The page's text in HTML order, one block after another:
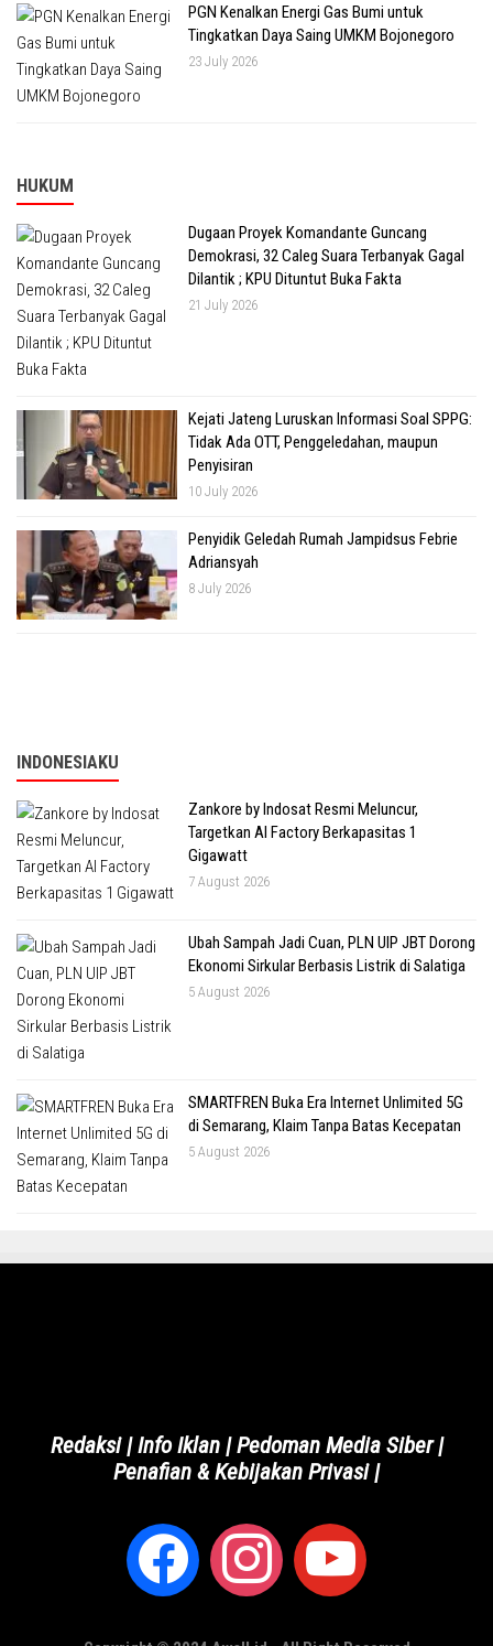
PGN Kenalkan Energi Gas Bumi untuk
Tingkatkan Daya Saing UMKM Bojonegoro
23 July 2026
HUKUM
Dugaan Proyek Komandante Guncang
Demokrasi, 32 Caleg Suara Terbanyak Gagal
Dilantik ; KPU Dituntut Buka Fakta
21 July 2026
Kejati Jateng Luruskan Informasi Soal SPPG:
Tidak Ada OTT, Penggeledahan, maupun
Penyisiran
10 July 2026
Penyidik Geledah Rumah Jampidsus Febrie
Adriansyah
8 July 2026
INDONESIAKU
Zankore by Indosat Resmi Meluncur,
Targetkan AI Factory Berkapasitas 1
Gigawatt
7 August 2026
Ubah Sampah Jadi Cuan, PLN UIP JBT Dorong
Ekonomi Sirkular Berbasis Listrik di Salatiga
5 August 2026
SMARTFREN Buka Era Internet Unlimited 5G
di Semarang, Klaim Tanpa Batas Kecepatan
5 August 2026
Redaksi |Info Iklan|Pedoman Media Siber|
Penafian & Kebijakan Privasi|